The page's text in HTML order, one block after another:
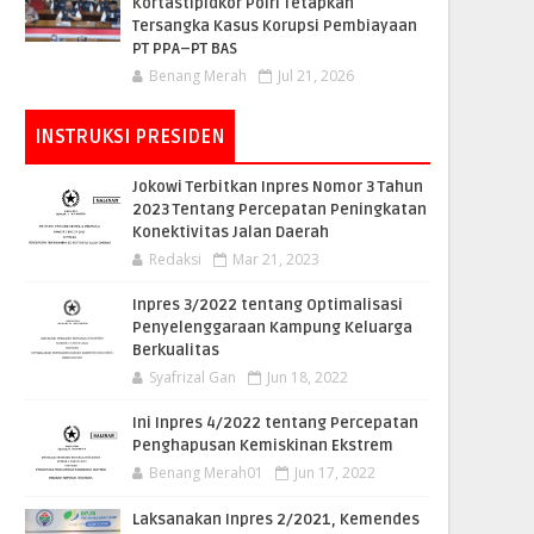
Tersangka Kasus Korupsi Pembiayaan
PT PPA–PT BAS
Benang Merah Jul 21, 2026
INSTRUKSI PRESIDEN
Jokowi Terbitkan Inpres Nomor 3 Tahun
2023 Tentang Percepatan Peningkatan
Konektivitas Jalan Daerah
Redaksi Mar 21, 2023
Inpres 3/2022 tentang Optimalisasi
Penyelenggaraan Kampung Keluarga
Berkualitas
Syafrizal Gan Jun 18, 2022
Ini Inpres 4/2022 tentang Percepatan
Penghapusan Kemiskinan Ekstrem
Benang Merah01 Jun 17, 2022
Laksanakan Inpres 2/2021, Kemendes